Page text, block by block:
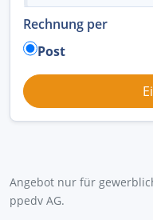
Rechnung per
Post
Angebot nur für
ppedv AG.